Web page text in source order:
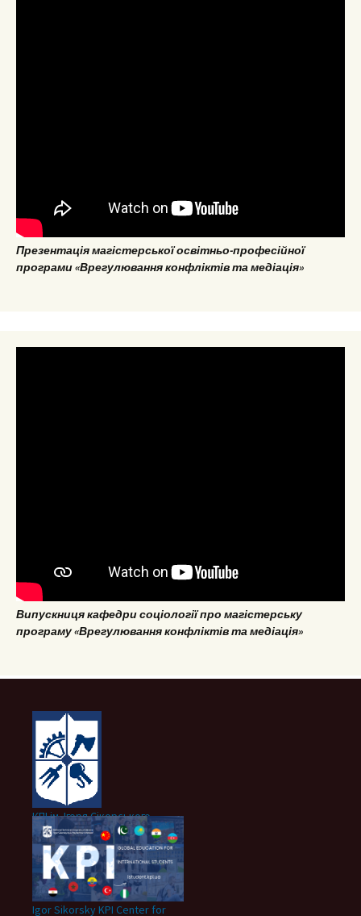
Презентація магістерської освітньо-професійної
програми «Врегулювання конфліктів та медіація»
Випускниця кафедри соціології про магістерську
програму «Врегулювання конфліктів та медіація»
КПІ ім. Ігоря Сікорського
Igor Sikorsky KPI Center for